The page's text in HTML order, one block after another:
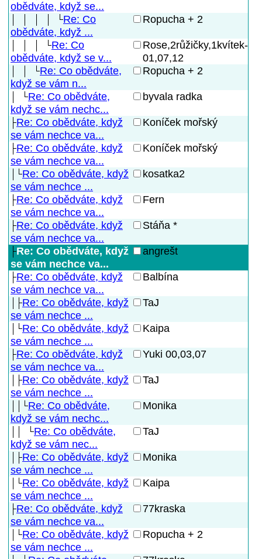
obědváte, když se...
Re: Co
obědváte, když ...
Ropucha + 2
Re: Co
obědváte, když se v...
Rose,2růžičky,1kvítek-
01,07,12
Re: Co obědváte,
když se vám n...
Ropucha + 2
Re: Co obědváte,
když se vám nechc...
byvala radka
Re: Co obědváte, když
se vám nechce va...
Koníček mořský
Re: Co obědváte, když
se vám nechce va...
Koníček mořský
Re: Co obědváte, když
se vám nechce ...
kosatka2
Re: Co obědváte, když
se vám nechce va...
Fern
Re: Co obědváte, když
se vám nechce va...
Stáňa *
Re: Co obědváte, když
se vám nechce va...
angrešt
Re: Co obědváte, když
se vám nechce va...
Balbína
Re: Co obědváte, když
se vám nechce ...
TaJ
Re: Co obědváte, když
se vám nechce ...
Kaipa
Re: Co obědváte, když
se vám nechce va...
Yuki 00,03,07
Re: Co obědváte, když
se vám nechce ...
TaJ
Re: Co obědváte,
když se vám nechc...
Monika
Re: Co obědváte,
když se vám nec...
TaJ
Re: Co obědváte, když
se vám nechce ...
Monika
Re: Co obědváte, když
se vám nechce ...
Kaipa
Re: Co obědváte, když
se vám nechce va...
77kraska
Re: Co obědváte, když
se vám nechce ...
Ropucha + 2